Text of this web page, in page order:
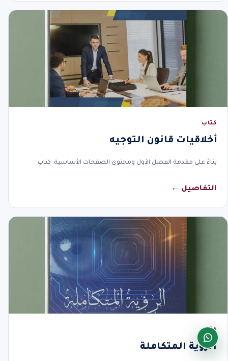
كتاب
أخلاقيات قانون التوجيه
بناءً على مقدمة الفصل الأول ومحتوى الصفحات الأساسية: كتاب
التفاصيل ←
كتاب
الرؤية المتكاملة